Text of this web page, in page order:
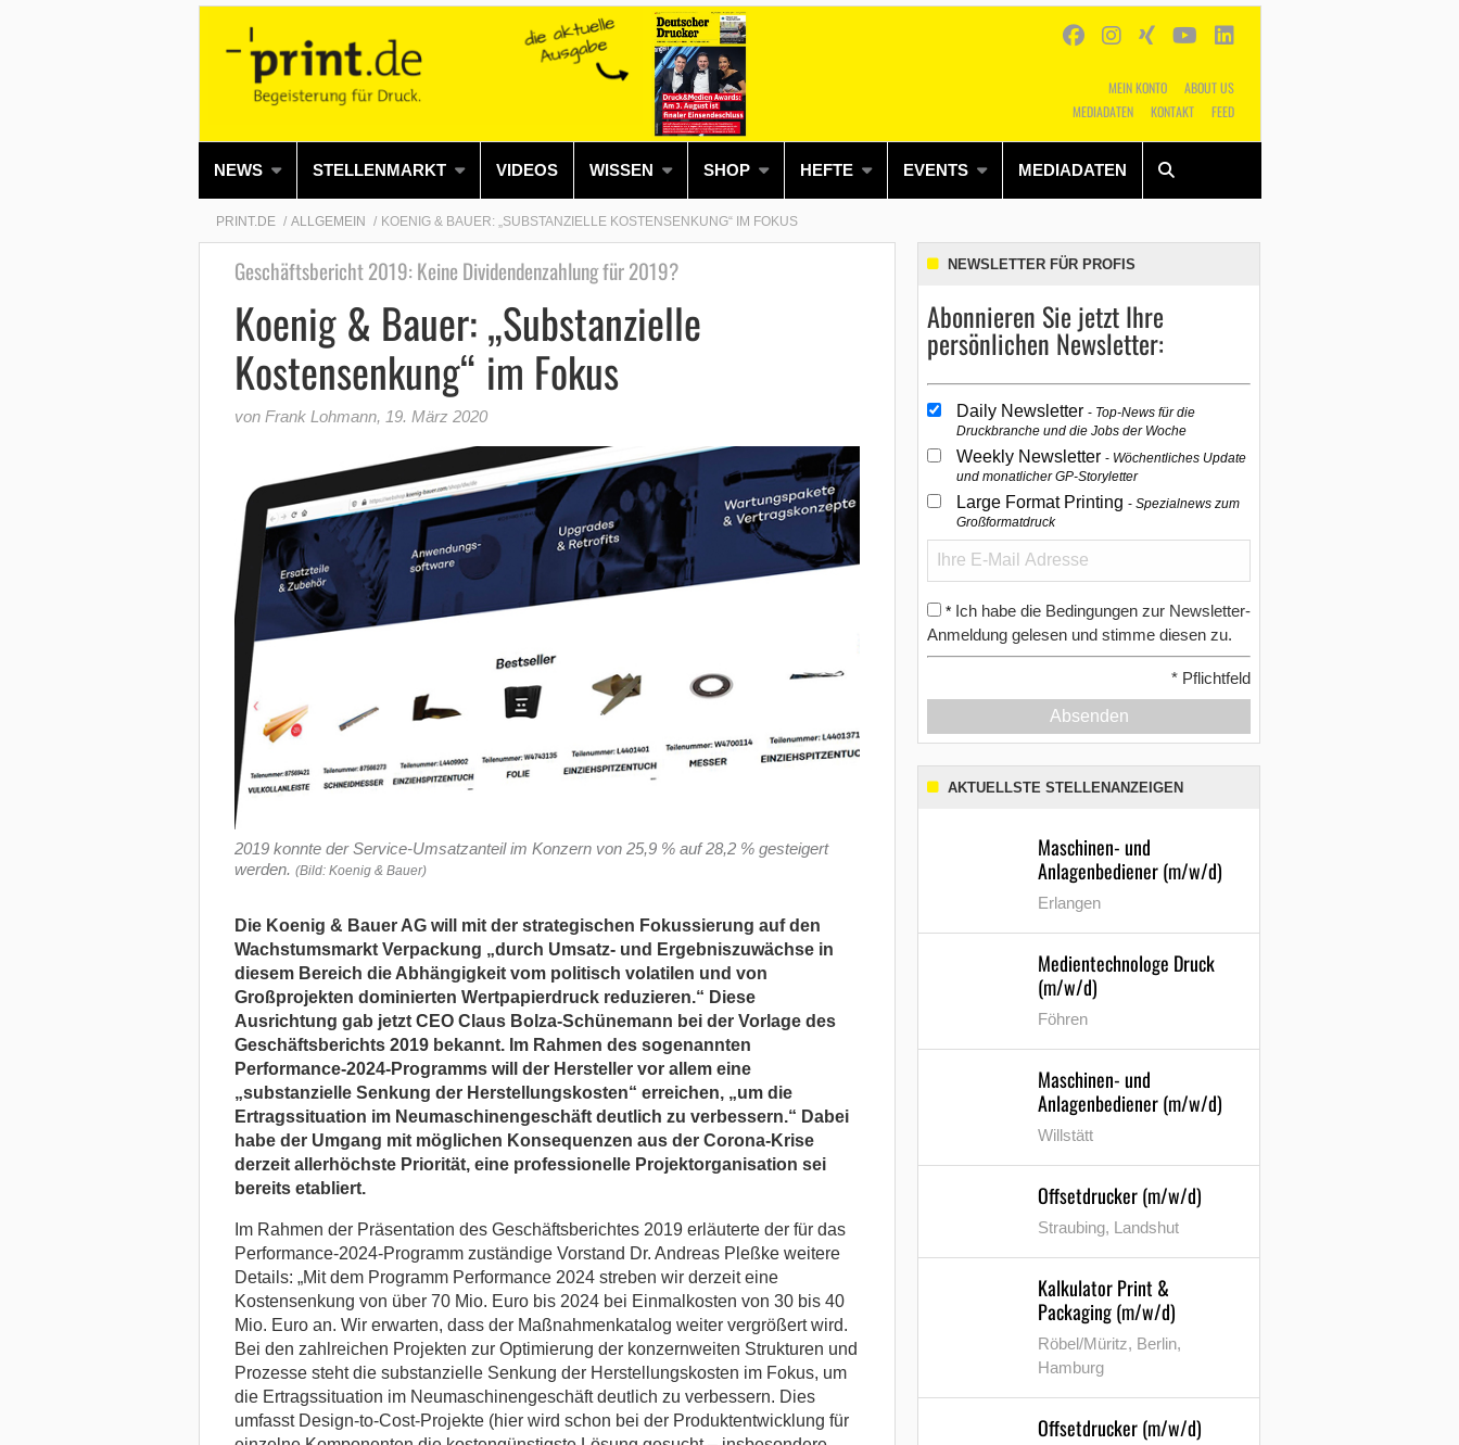
MEIN KONTO
ABOUT US
MEDIADATEN
KONTAKT FEED
NEWS STELLENMARKT VIDEOS WISSEN SHOP HEFTE EVENTS MEDIADATEN
Alles Shop SUCHEN
PRINT.DE ALLGEMEIN KOENIG & BAUER: „SUBSTANZIELLE KOSTENSENKUNG“ IM FOKUS
Geschäftsbericht 2019: Keine Dividendenzahlung für 2019?
Koenig & Bauer: „Substanzielle
Kostensenkung“ im Fokus
von Frank Lohmann, 19. März 2020
2019 konnte der Service-Umsatzanteil im Konzern von 25,9 % auf 28,2 % gesteigert
werden. (Bild: Koenig & Bauer)
Die Koenig & Bauer AG will mit der strategischen Fokussierung auf den
Wachstumsmarkt Verpackung „durch Umsatz- und Ergebniszuwächse in
diesem Bereich die Abhängigkeit vom politisch volatilen und von
Großprojekten dominierten Wertpapierdruck reduzieren.“ Diese
Ausrichtung gab jetzt CEO Claus Bolza-Schünemann bei der Vorlage des
Geschäftsberichts 2019 bekannt. Im Rahmen des sogenannten
Performance-2024-Programms will der Hersteller vor allem eine
„substanzielle Senkung der Herstellungskosten“ erreichen, „um die
Ertragssituation im Neumaschinengeschäft deutlich zu verbessern.“ Dabei
habe der Umgang mit möglichen Konsequenzen aus der Corona-Krise
derzeit allerhöchste Priorität, eine professionelle Projektorganisation sei
bereits etabliert.
Im Rahmen der Präsentation des Geschäftsberichtes 2019 erläuterte der für das
Performance-2024-Programm zuständige Vorstand Dr. Andreas Pleßke weitere
Details: „Mit dem Programm Performance 2024 streben wir derzeit eine
Kostensenkung von über 70 Mio. Euro bis 2024 bei Einmalkosten von 30 bis 40
Mio. Euro an. Wir erwarten, dass der Maßnahmenkatalog weiter vergrößert wird.
Bei den zahlreichen Projekten zur Optimierung der konzernweiten Strukturen und
Prozesse steht die substanzielle Senkung der Herstellungskosten im Fokus, um
die Ertragssituation im Neumaschinengeschäft deutlich zu verbessern. Dies
umfasst Design-to-Cost-Projekte (hier wird schon bei der Produktentwicklung für
NEWSLETTER FÜR PROFIS
Abonnieren Sie jetzt Ihre
persönlichen Newsletter:
Daily Newsletter Top-News für die
Druckbranche und die Jobs der Woche
Weekly Newsletter Wöchentliches Update
und monatlicher GP-Storyletter
Large Format Printing Spezialnews zum
Großformatdruck
* Ich habe die Bedingungen zur Newsletter-
Anmeldung gelesen und stimme diesen zu.
* Pflichtfeld
Absenden
AKTUELLSTE STELLENANZEIGEN
Maschinen- und
Anlagenbediener (m/w/d)
Erlangen
Medientechnologe Druck
(m/w/d)
Föhren
Maschinen- und
Anlagenbediener (m/w/d)
Willstätt
Offsetdrucker (m/w/d)
Straubing, Landshut
Kalkulator Print &
Packaging (m/w/d)
Röbel/Müritz, Berlin,
Hamburg
Offsetdrucker (m/w/d)